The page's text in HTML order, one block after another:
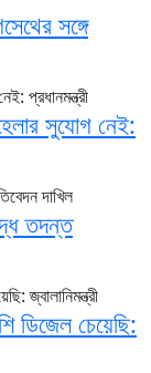
সঙ্গে
সুযোগ নেই:
তদন্ত
ডিজেল চেয়েছি: